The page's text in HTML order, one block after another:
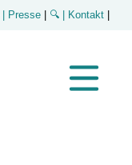
| Presse 🔍 | Kontakt